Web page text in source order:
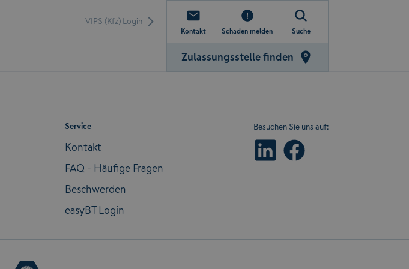
VIPS (Kfz) Login
Kontakt Schaden melden Suche
Zulassungsstelle finden
Service
Kontakt
FAQ - Häufige Fragen
Beschwerden
easyBT Login
Besuchen Sie uns auf: